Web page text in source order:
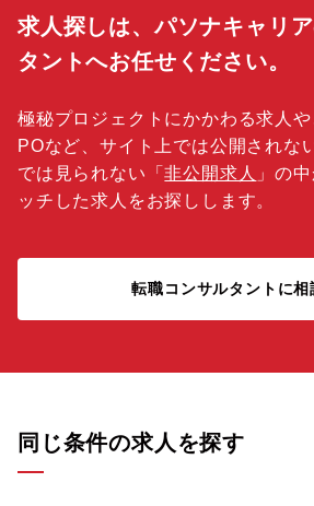
求人探しは、パソナキャリ
タントへお任せください。
極秘プロジェクトにかかわる求人や
POなど、サイト上では公開されな
では見られない「非公開求人 」の
ッチした求人をお探しします。
転職コンサルタントに相
同じ条件の求人を探す